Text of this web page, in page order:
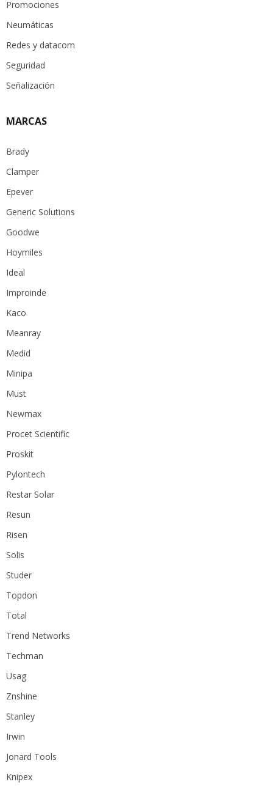
Promociones
Neumáticas
Redes y datacom
Seguridad
Señalización
MARCAS
Brady
Clamper
Epever
Generic Solutions
Goodwe
Hoymiles
Ideal
Improinde
Kaco
Meanray
Medid
Minipa
Must
Newmax
Procet Scientific
Proskit
Pylontech
Restar Solar
Resun
Risen
Solis
Studer
Topdon
Total
Trend Networks
Techman
Usag
Znshine
Stanley
Irwin
Jonard Tools
Knipex